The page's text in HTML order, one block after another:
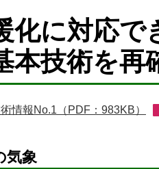
化に対応で
本技術を
情報No.1（PDF：983KB）
気象